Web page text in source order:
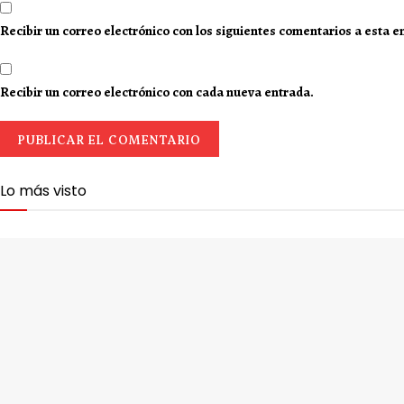
Recibir un correo electrónico con los siguientes comentarios a esta
Recibir un correo electrónico con cada nueva entrada.
Lo más visto